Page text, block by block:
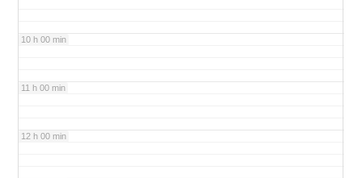
10 h 00 min
11 h 00 min
12 h 00 min